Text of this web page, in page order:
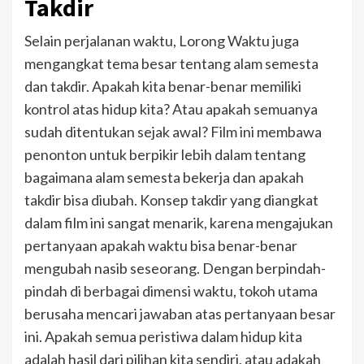
Takdir
Selain perjalanan waktu, Lorong Waktu juga
mengangkat tema besar tentang alam semesta
dan takdir. Apakah kita benar-benar memiliki
kontrol atas hidup kita? Atau apakah semuanya
sudah ditentukan sejak awal? Film ini membawa
penonton untuk berpikir lebih dalam tentang
bagaimana alam semesta bekerja dan apakah
takdir bisa diubah. Konsep takdir yang diangkat
dalam film ini sangat menarik, karena mengajukan
pertanyaan apakah waktu bisa benar-benar
mengubah nasib seseorang. Dengan berpindah-
pindah di berbagai dimensi waktu, tokoh utama
berusaha mencari jawaban atas pertanyaan besar
ini. Apakah semua peristiwa dalam hidup kita
adalah hasil dari pilihan kita sendiri, atau adakah